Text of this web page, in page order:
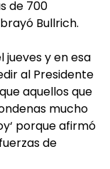
de 700
Bullrich.
jueves y en esa
al Presidente
aquellos que
mucho
porque afirmó
de